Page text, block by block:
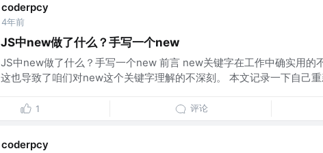
coderpcy
4年前
JS中new做了什么？手写一个new
JS中new做了什么？手写一个new 前言 new关键字在工作中确实用的
这也导致了咱们对new这个关键字理解的不深刻。 本文记录一下自己
1 评论
coderpcy